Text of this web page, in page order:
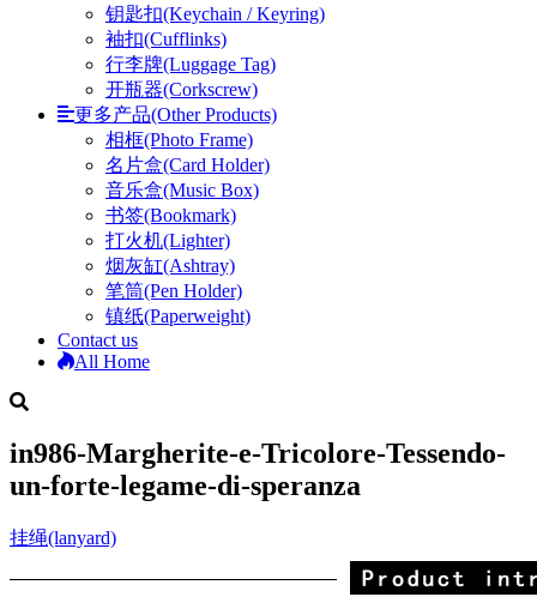
钥匙扣(Keychain / Keyring)
袖扣(Cufflinks)
行李牌(Luggage Tag)
开瓶器(Corkscrew)
更多产品(Other Products)
相框(Photo Frame)
名片盒(Card Holder)
音乐盒(Music Box)
书签(Bookmark)
打火机(Lighter)
烟灰缸(Ashtray)
笔筒(Pen Holder)
镇纸(Paperweight)
Contact us
All Home
in986-Margherite-e-Tricolore-Tessendo-
un-forte-legame-di-speranza
挂绳(lanyard)